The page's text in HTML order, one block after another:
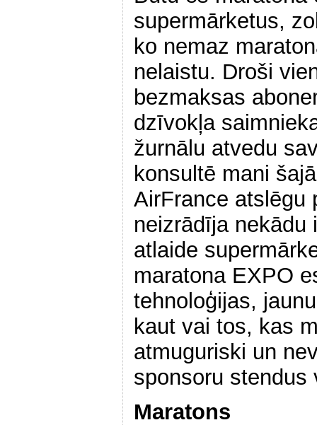
supermārketus,
ko nemaz
nelaistu. Droši
bezmaksas
dzīvokļa
žurnālu atvedu
konsultē mani
AirFrance atslēgu
neizrādīja nekādu
atlaide
maratona EXPO
tehnoloģijas,
kaut vai tos, kas
atmuguriski un
sponsoru stendus
Maratons